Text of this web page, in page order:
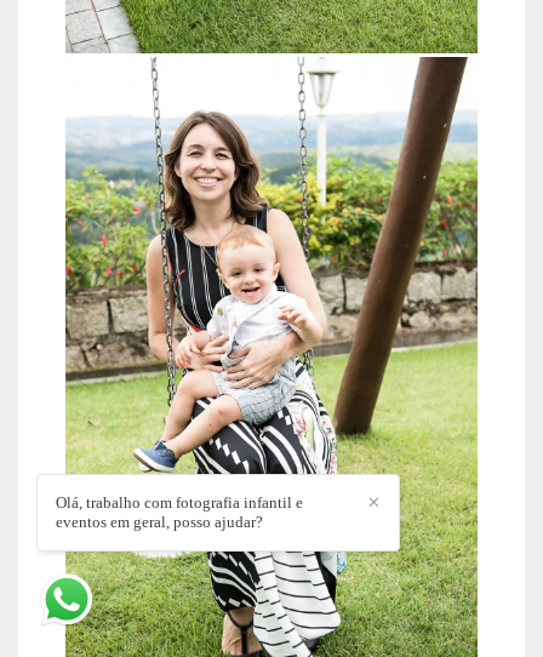
✕
Olá, trabalho com fotografia infantil e
eventos em geral, posso ajudar?